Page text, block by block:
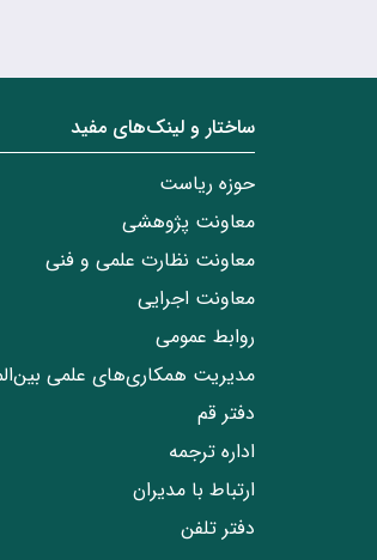
ساختار‌‌ و‌‌ لینک‌های مفید
حوزه ریاست
معاونت پژوهشی
معاونت نظارت علمی و فنی
معاونت اجرایی
روابط عمومی
مدیریت همکاری‌های علمی
دفتر قم
اداره ترجمه
ارتباط با مدیران
دفتر تلفن